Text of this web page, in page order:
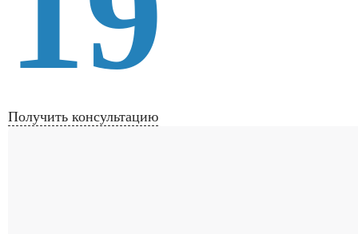
Получить консультацию